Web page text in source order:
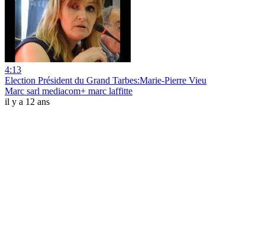
4:13
Election Président du Grand Tarbes:Marie-Pierre Vieu
Marc sarl mediacom+ marc laffitte
il y a 12 ans